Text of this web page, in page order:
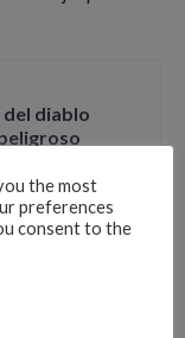
del diablo
the most
preferences
consent to the